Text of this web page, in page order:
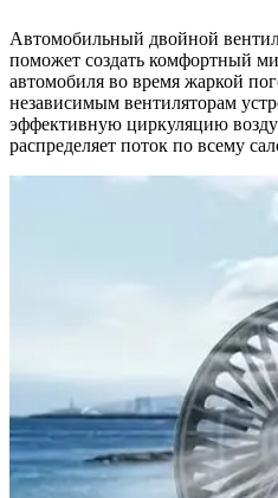
Автомобильный двойной
поможет создать комфортный
автомобиля во время жаркой
независимым вентиляторам
эффективную циркуляцию
распределяет поток по всему